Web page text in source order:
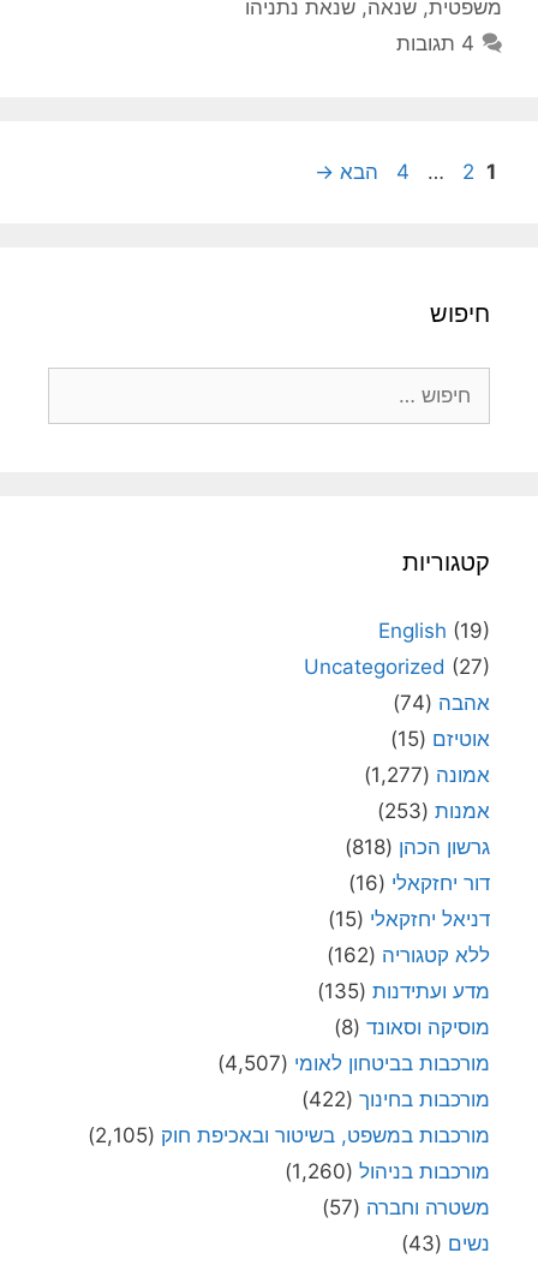
משפטית, שנאה, שנאת נתניהו
4 תגובות
עמוד
1 עמוד
2
… עמוד
4 הבא →
חיפוש
קטגוריות
English (19)
Uncategorized (27)
אהבה (74)
אוטיזם (15)
אמונה (1,277)
אמנות (253)
גרשון הכהן (818)
דור יחזקאלי (16)
דניאל יחזקאלי (15)
ללא קטגוריה (162)
מדע ועתידנות (135)
מוסיקה וסאונד (8)
מורכבות בביטחון לאומי (4,507)
מורכבות בחינוך (422)
מורכבות במשפט, בשיטור ובאכיפת חוק (2,105)
מורכבות בניהול (1,260)
משטרה וחברה (57)
נשים (43)